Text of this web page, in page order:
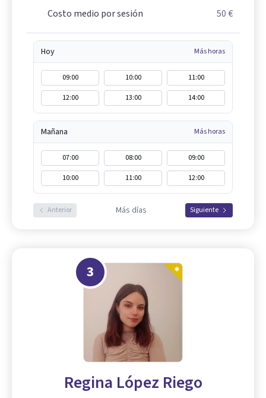
Costo medio por sesión
50 €
Hoy Más horas
09:00 10:00
11:00
12:00
13:00 14:00
Mañana Más horas
07:00 08:00
09:00
10:00
11:00 12:00
Anterior Más días Siguiente
3
Regina López Riego